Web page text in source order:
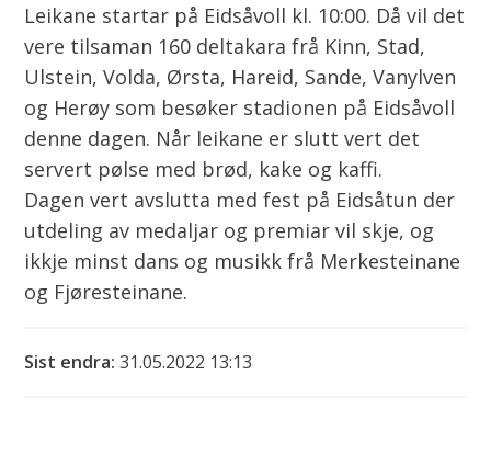
Leikane startar på Eidsåvoll kl. 10:00. Då vil det
vere tilsaman 160 deltakara frå Kinn, Stad,
Ulstein, Volda, Ørsta, Hareid, Sande, Vanylven
og Herøy som besøker stadionen på Eidsåvoll
denne dagen. Når leikane er slutt vert det
servert pølse med brød, kake og kaffi.
Dagen vert avslutta med fest på Eidsåtun der
utdeling av medaljar og premiar vil skje, og
ikkje minst dans og musikk frå Merkesteinane
og Fjøresteinane.
Sist endra 31.05.2022 13:13